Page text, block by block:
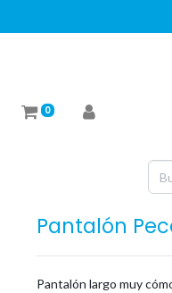
0
Pantalón
Pantalón largo muy